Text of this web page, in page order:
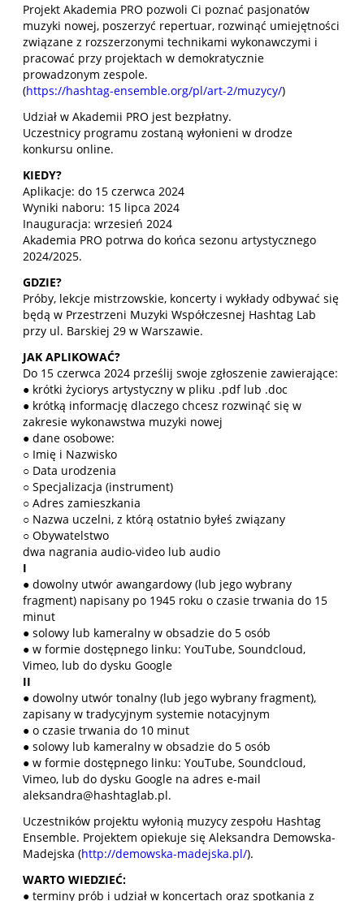
Projekt Akademia PRO pozwoli Ci poznać pasjonatów
muzyki nowej, poszerzyć repertuar, rozwinąć umiejętności
związane z rozszerzonymi technikami wykonawczymi i
pracować przy projektach w demokratycznie
prowadzonym zespole.
(https://hashtag-ensemble.org/pl/art-2/muzycy/)
Udział w Akademii PRO jest bezpłatny.
Uczestnicy programu zostaną wyłonieni w drodze
konkursu online.
KIEDY?
Aplikacje: do 15 czerwca 2024
Wyniki naboru: 15 lipca 2024
Inauguracja: wrzesień 2024
Akademia PRO potrwa do końca sezonu artystycznego
2024/2025.
GDZIE?
Próby, lekcje mistrzowskie, koncerty i wykłady odbywać się
będą w Przestrzeni Muzyki Współczesnej Hashtag Lab
przy ul. Barskiej 29 w Warszawie.
JAK APLIKOWAĆ?
Do 15 czerwca 2024 prześlij swoje zgłoszenie zawierające:
● krótki życiorys artystyczny w pliku .pdf lub .doc
● krótką informację dlaczego chcesz rozwinąć się w
zakresie wykonawstwa muzyki nowej
● dane osobowe:
○ Imię i Nazwisko
○ Data urodzenia
○ Specjalizacja (instrument)
○ Adres zamieszkania
○ Nazwa uczelni, z którą ostatnio byłeś związany
○ Obywatelstwo
dwa nagrania audio-video lub audio
I
● dowolny utwór awangardowy (lub jego wybrany
fragment) napisany po 1945 roku o czasie trwania do 15
minut
● solowy lub kameralny w obsadzie do 5 osób
● w formie dostępnego linku: YouTube, Soundcloud,
Vimeo, lub do dysku Google
II
● dowolny utwór tonalny (lub jego wybrany fragment),
zapisany w tradycyjnym systemie notacyjnym
● o czasie trwania do 10 minut
● solowy lub kameralny w obsadzie do 5 osób
● w formie dostępnego linku: YouTube, Soundcloud,
Vimeo, lub do dysku Google na adres e-mail
aleksandra@hashtaglab.pl.
Uczestników projektu wyłonią muzycy zespołu Hashtag
Ensemble. Projektem opiekuje się Aleksandra Demowska-
Madejska (http://demowska-madejska.pl/).
WARTO WIEDZIEĆ:
● terminy prób i udział w koncertach oraz spotkania z